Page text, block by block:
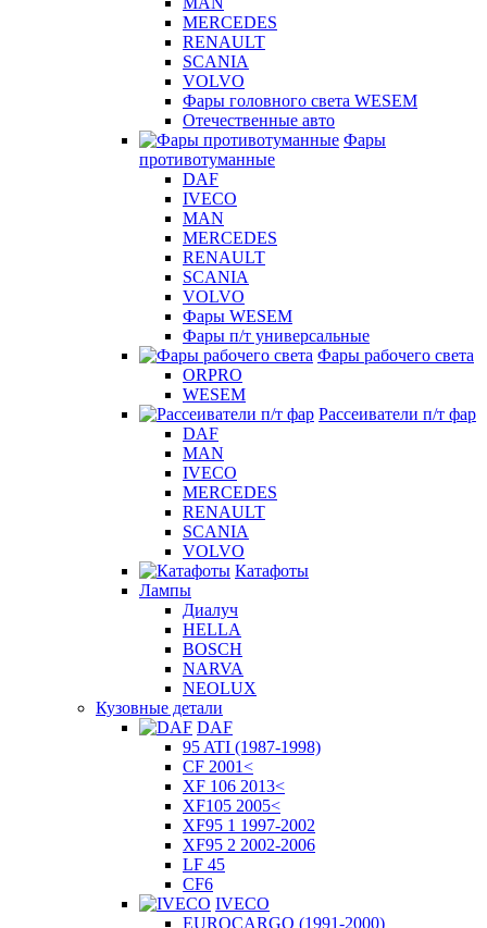
MERCEDES
RENAULT
SCANIA
VOLVO
Фары головного света WESEM
Отечественные авто
Фары
противотуманные
DAF
IVECO
MAN
MERCEDES
RENAULT
SCANIA
VOLVO
Фары WESEM
Фары п/т универсальные
Фары рабочего света
ORPRO
WESEM
Рассеиватели п/т фар
DAF
MAN
IVECO
MERCEDES
RENAULT
SCANIA
VOLVO
Катафоты
Лампы
Диалуч
HELLA
BOSCH
NARVA
NEOLUX
Кузовные детали
DAF
95 ATI (1987-1998)
CF 2001<
XF 106 2013<
XF105 2005<
XF95 1 1997-2002
XF95 2 2002-2006
LF 45
CF6
IVECO
EUROCARGO (1991-2000)